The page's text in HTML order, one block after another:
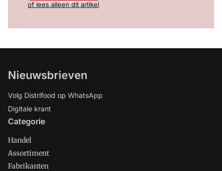
of lees alleen dit artikel
Nieuwsbrieven
Volg Distrifood op WhatsApp
Digitale krant
Categorie
Handel
Assortiment
Fabrikanten